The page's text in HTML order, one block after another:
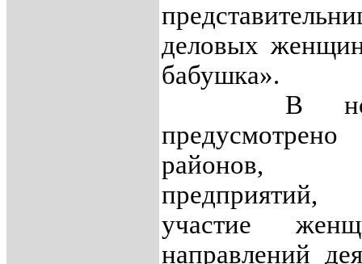
деловых
бабушка».
В
районов,
участие
направлений